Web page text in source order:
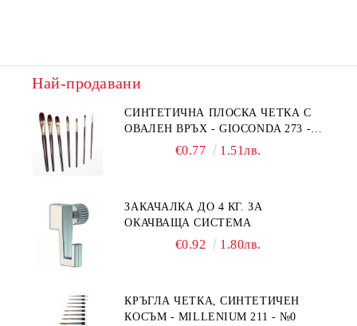
Най-продавани
СИНТЕТИЧНА ПЛОСКА ЧЕТКА С
ОВАЛЕН ВРЪХ - GIOCONDA 273 -
€0.77 1.51лв.
ЗАКАЧАЛКА ДО 4 КГ. ЗА
ОКАЧВАЩА СИСТЕМА
€0.92 1.80лв.
КРЪГЛА ЧЕТКА, СИНТЕТИЧЕН
КОСЪМ - MILLENIUM 211 - №0